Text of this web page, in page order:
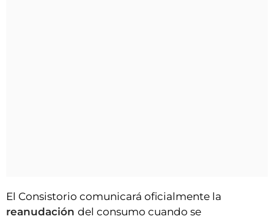
El Consistorio comunicará oficialmente la
reanudación del consumo cuando se